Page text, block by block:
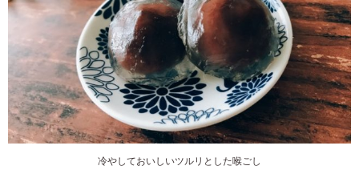
冷やしておいしいツルリ とした喉ごし